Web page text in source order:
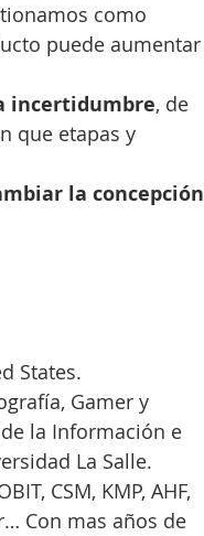
como
puede aumentar
incertidumbre, de
que etapas y
la concepción
States.
Gamer y
la Información e
La Salle.
CSM, KMP, AHF,
Con mas años de